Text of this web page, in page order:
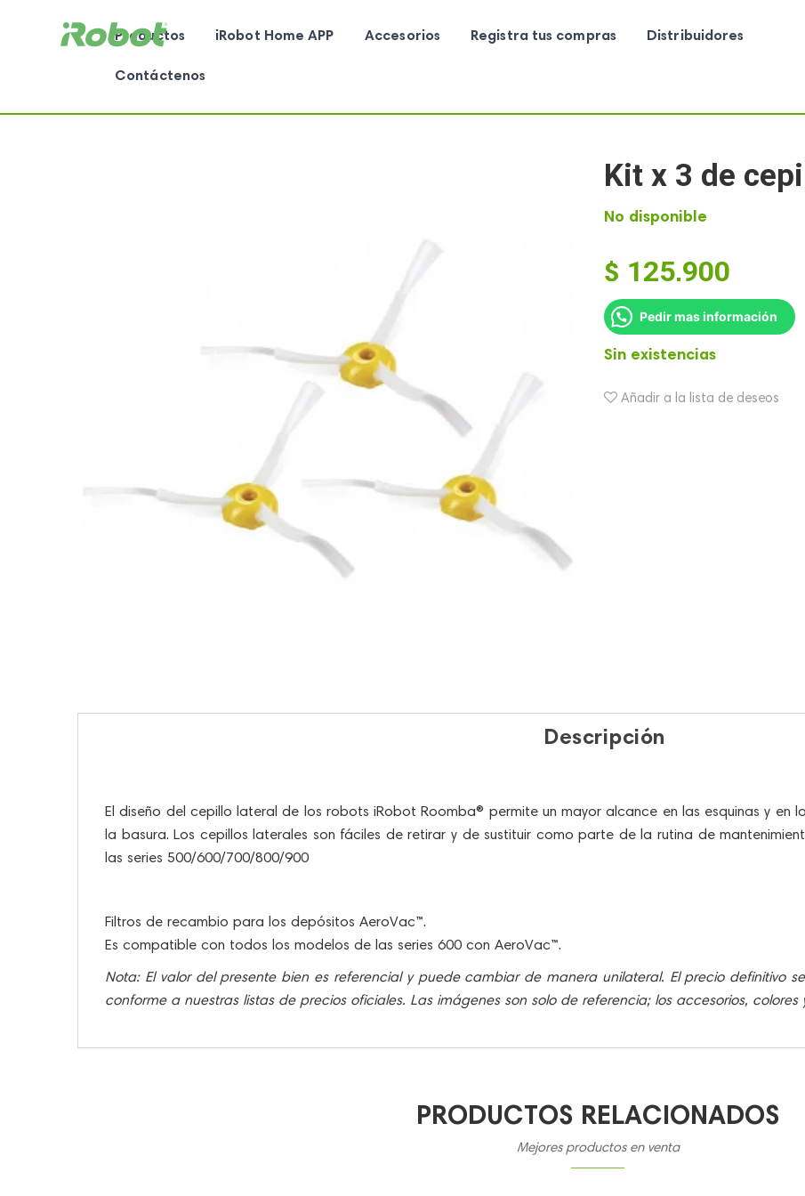
Productos iRobot Home APP Accesorios Registra tus compras Distribuidores
Contáctenos
Kit x 3 de
No disponible
$ 125,900
Pedir mas información
Sin existencias
Añadir a la lista de deseos
Descripción
El diseño del cepillo lateral de los robots iRobot Roomba® permite un mayor alcance en las esquinas y en
la basura. Los cepillos laterales son fáciles de retirar y de sustituir como parte de la rutina de
las series 500/600/700/800/900
Filtros de recambio para los depósitos AeroVac™.
Es compatible con todos los modelos de las series 600 con AeroVac™.
Nota: El valor del presente bien es referencial y puede cambiar de manera unilateral. El precio definitivo
conforme a nuestras listas de precios oficiales. Las imágenes son solo de referencia; los accesorios,
PRODUCTOS RELACIONADOS
Mejores productos en venta